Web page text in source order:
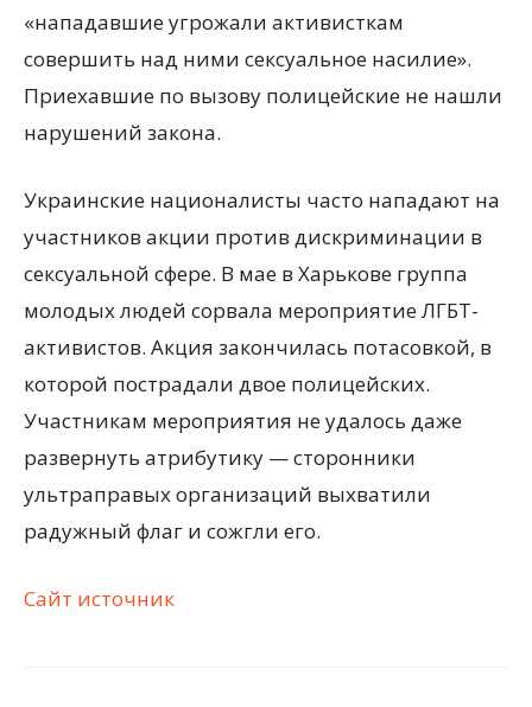
«нападавшие угрожали активисткам
совершить над ними сексуальное насилие».
Приехавшие по вызову полицейские не нашли
нарушений закона.
Украинские националисты часто нападают на
участников акции против дискриминации в
сексуальной сфере. В мае в Харькове группа
молодых людей сорвала мероприятие ЛГБТ-
активистов. Акция закончилась потасовкой, в
которой пострадали двое полицейских.
Участникам мероприятия не удалось даже
развернуть атрибутику — сторонники
ультраправых организаций выхватили
радужный флаг и сожгли его.
Сайт источник